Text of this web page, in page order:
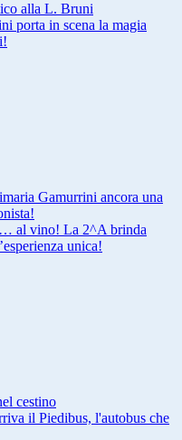
alla L. Bruni
porta in scena la magia
Gamurrini ancora una
al vino! La 2^A brinda
unica!
cestino
il Piedibus, l'autobus che